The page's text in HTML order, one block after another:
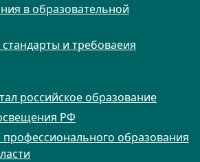
в образовательной
и требоваеия
российское образование
РФ
образования